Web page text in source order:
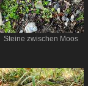
Steine zwischen Moos